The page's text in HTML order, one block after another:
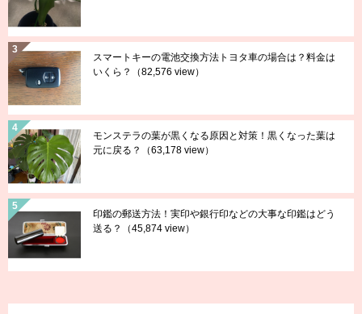
スマートキーの電池交換方法トヨタ車の場合は？料金は
いくら？
（82,576 view）
モンステラの葉が黒くなる原因と対策！黒くなった葉は
元に戻る？
（63,178 view）
印鑑の郵送方法！実印や銀行印などの大事な印鑑はどう
送る？
（45,874 view）